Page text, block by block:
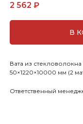
2 562 ₽
В
Вата из
50×1220×10000 мм (2
Ответственный